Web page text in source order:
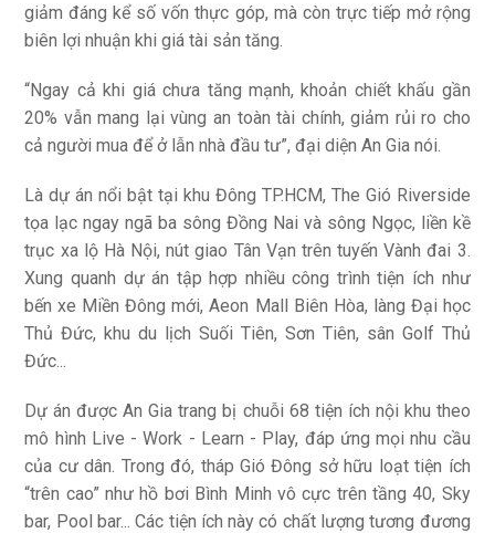
giảm đáng kể số vốn thực góp, mà còn trực tiếp mở rộng
biên lợi nhuận khi giá tài sản tăng.
“Ngay cả khi giá chưa tăng mạnh, khoản chiết khấu gần
20% vẫn mang lại vùng an toàn tài chính, giảm rủi ro cho
cả người mua để ở lẫn nhà đầu tư”, đại diện An Gia nói.
Là dự án nổi bật tại khu Đông TP.HCM, The Gió Riverside
tọa lạc ngay ngã ba sông Đồng Nai và sông Ngọc, liền kề
trục xa lộ Hà Nội, nút giao Tân Vạn trên tuyến Vành đai 3.
Xung quanh dự án tập hợp nhiều công trình tiện ích như
bến xe Miền Đông mới, Aeon Mall Biên Hòa, làng Đại học
Thủ Đức, khu du lịch Suối Tiên, Sơn Tiên, sân Golf Thủ
Đức...
Dự án được An Gia trang bị chuỗi 68 tiện ích nội khu theo
mô hình Live - Work - Learn - Play, đáp ứng mọi nhu cầu
của cư dân. Trong đó, tháp Gió Đông sở hữu loạt tiện ích
“trên cao” như hồ bơi Bình Minh vô cực trên tầng 40, Sky
bar, Pool bar... Các tiện ích này có chất lượng tương đương